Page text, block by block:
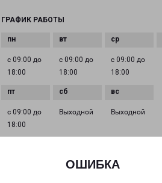
ОШИБКА
ГРАФИК РАБОТЫ
с 09:00 до
18:00
с 09:00 до
18:00
с 09:00 до
18:00
с 09:00 до
18:00
Выходной Выходной